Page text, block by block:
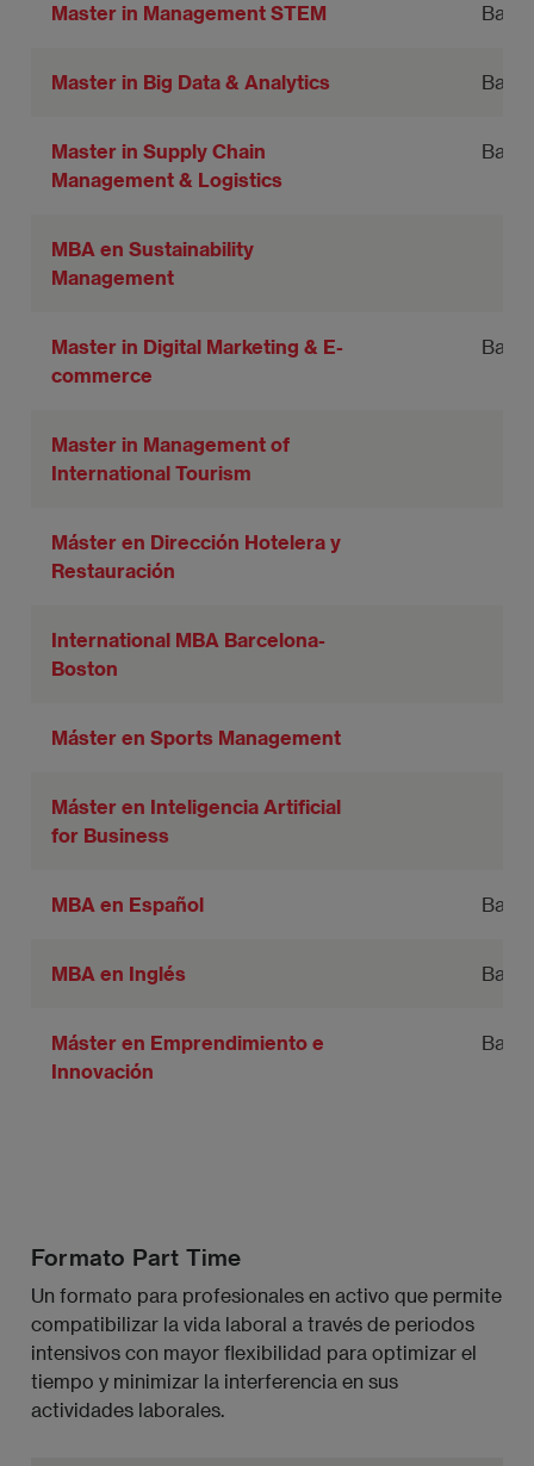
Master in Management STEM
Master in Big Data & Analytics
Master in Supply Chain
Management & Logistics
MBA en Sustainability
Management
Master in Digital Marketing & E-
commerce
Master in Management of
International Tourism
Máster en Dirección Hotelera y
Restauración
International MBA Barcelona-
Boston
Máster en Sports Management
Máster en Inteligencia Artificial
for Business
MBA en Español
MBA en Inglés
Máster en Emprendimiento e
Innovación
Formato Part Time
Un formato para profesionales en activo que permite
compatibilizar la vida laboral a través de periodos
intensivos con mayor flexibilidad para optimizar el
tiempo y minimizar la interferencia en sus
actividades laborales.